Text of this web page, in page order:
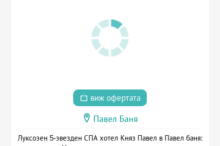
виж офертата
Павел Баня
Луксозен 5-звезден СПА хотел Княз Павел в Павел баня: